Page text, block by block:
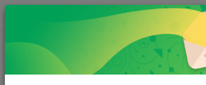
Chat / Online podpora - 24/7